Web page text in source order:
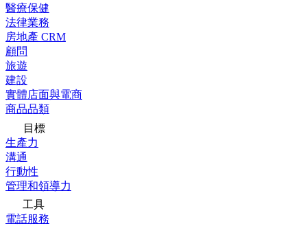
醫療保健
法律業務
房地產 CRM
顧問
旅遊
建設
實體店面與電商
商品品類
目標
生產力
溝通
行動性
管理和領導力
工具
電話服務